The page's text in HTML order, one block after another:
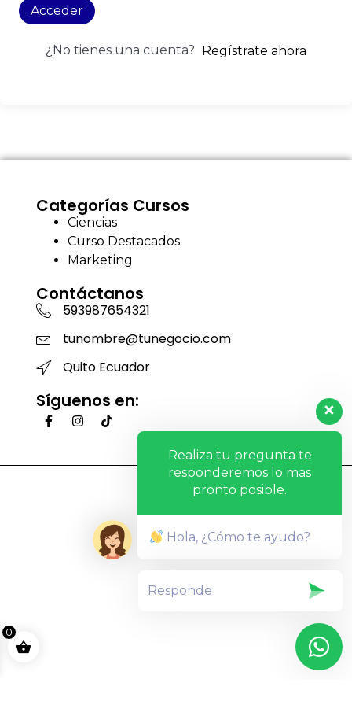
Acceder
¿No tienes una cuenta? Regístrate ahora
Categorías Cursos
Ciencias
Curso Destacados
Marketing
Contáctanos
593987654321
tunombre@tunegocio.com
Quito Ecuador
Síguenos en:
0
Realiza tu pregunta te
responderemos lo mas
pronto posible.
Hola, ¿Cómo te ayudo?